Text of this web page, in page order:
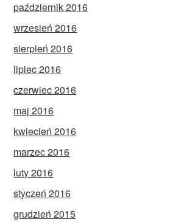
październik 2016
wrzesień 2016
sierpień 2016
lipiec 2016
czerwiec 2016
maj 2016
kwiecień 2016
marzec 2016
luty 2016
styczeń 2016
grudzień 2015